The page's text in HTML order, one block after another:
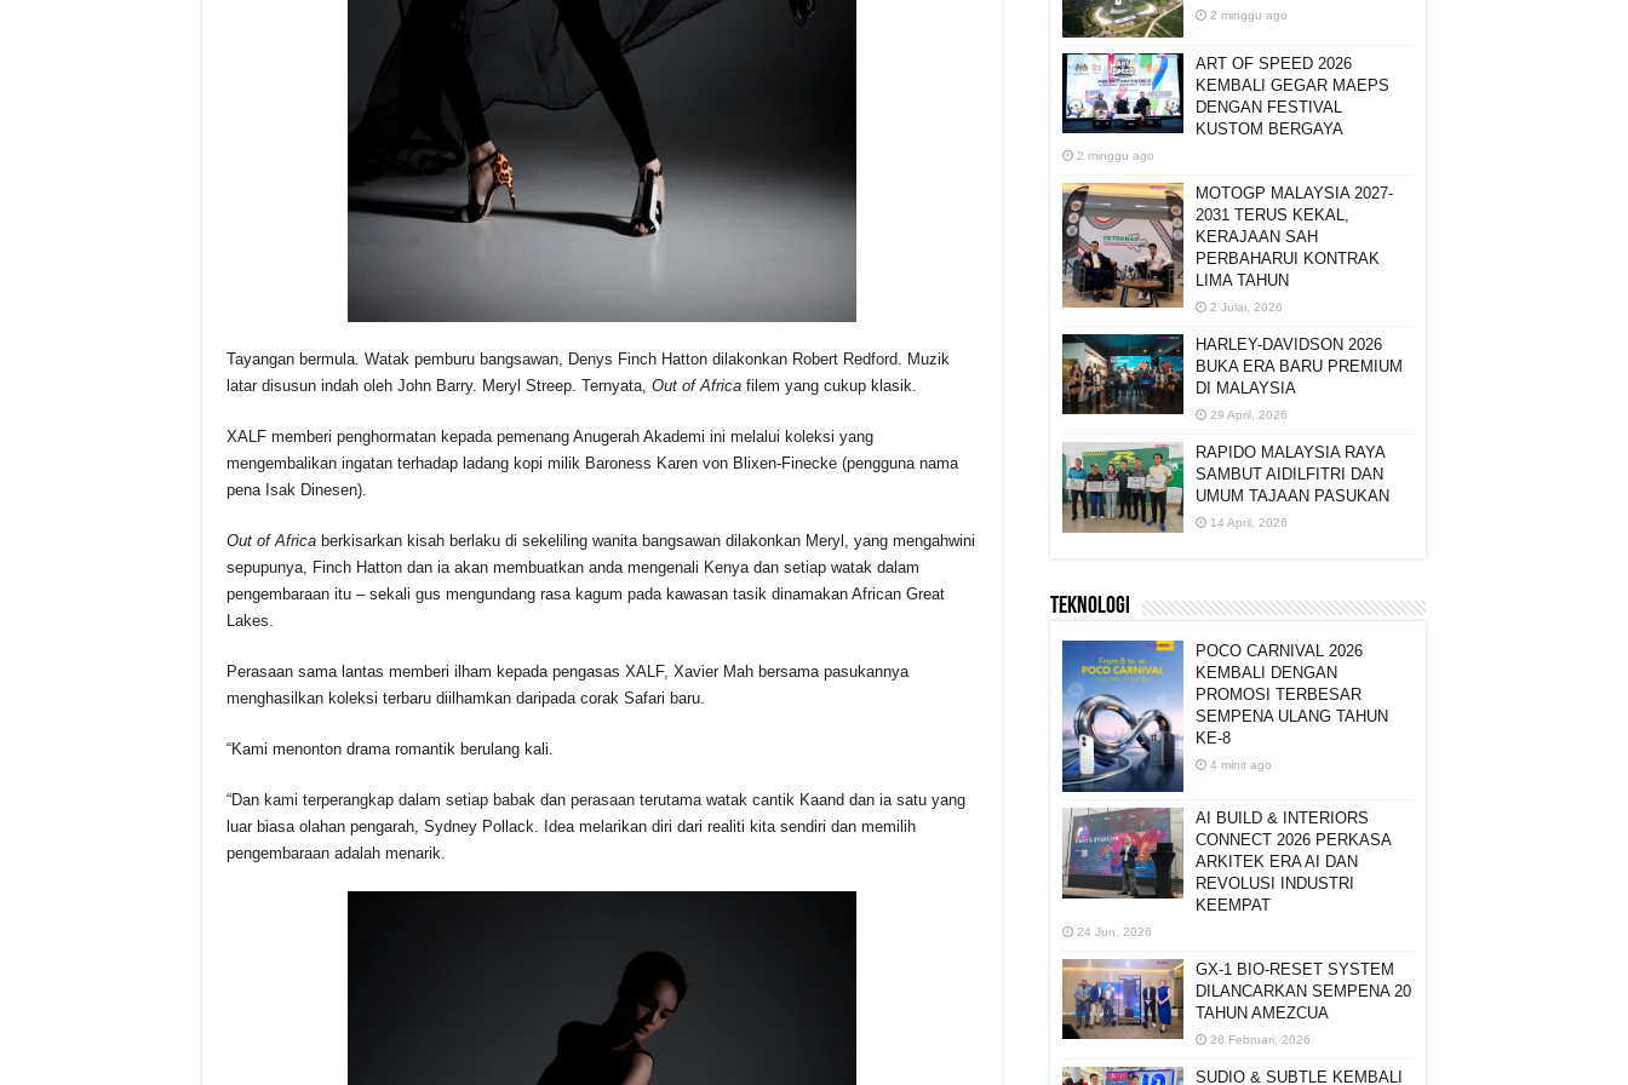
Tayangan bermula. Watak pemburu bangsawan, Denys Finch Hatton dilakonkan Robert Redford. Muzik
latar disusun indah oleh John Barry. Meryl Streep. Ternyata, Out of Africa filem yang cukup klasik.
XALF memberi penghormatan kepada pemenang Anugerah Akademi ini melalui koleksi yang
mengembalikan ingatan terhadap ladang kopi milik Baroness Karen von Blixen-Finecke (pengguna nama
pena Isak Dinesen).
Out of Africa berkisarkan kisah berlaku di sekeliling wanita bangsawan dilakonkan Meryl, yang mengahwini
sepupunya, Finch Hatton dan ia akan membuatkan anda mengenali Kenya dan setiap watak dalam
pengembaraan itu – sekali gus mengundang rasa kagum pada kawasan tasik dinamakan African Great
Lakes.
Perasaan sama lantas memberi ilham kepada pengasas XALF, Xavier Mah bersama pasukannya
menghasilkan koleksi terbaru diilhamkan daripada corak Safari baru.
“Kami menonton drama romantik berulang kali.
“Dan kami terperangkap dalam setiap babak dan perasaan terutama watak cantik Kaand dan ia satu yang
luar biasa olahan pengarah, Sydney Pollack. Idea melarikan diri dari realiti kita sendiri dan memilih
pengembaraan adalah menarik.
2 minggu ago
ART OF SPEED 2026
KEMBALI GEGAR MAEPS
DENGAN FESTIVAL
KUSTOM BERGAYA
2 minggu ago
MOTOGP MALAYSIA 2027-
2031 TERUS KEKAL,
KERAJAAN SAH
PERBAHARUI KONTRAK
LIMA TAHUN
2 Julai, 2026
HARLEY-DAVIDSON 2026
BUKA ERA BARU PREMIUM
DI MALAYSIA
29 April, 2026
RAPIDO MALAYSIA RAYA
SAMBUT AIDILFITRI DAN
UMUM TAJAAN PASUKAN
14 April, 2026
TEKNOLOGI
POCO CARNIVAL 2026
KEMBALI DENGAN
PROMOSI TERBESAR
SEMPENA ULANG TAHUN
KE-8
4 minit ago
AI BUILD & INTERIORS
CONNECT 2026 PERKASA
ARKITEK ERA AI DAN
REVOLUSI INDUSTRI
KEEMPAT
24 Jun, 2026
GX-1 BIO-RESET SYSTEM
DILANCARKAN SEMPENA 20
TAHUN AMEZCUA
28 Februari, 2026
SUDIO & SUBTLE KEMBALI